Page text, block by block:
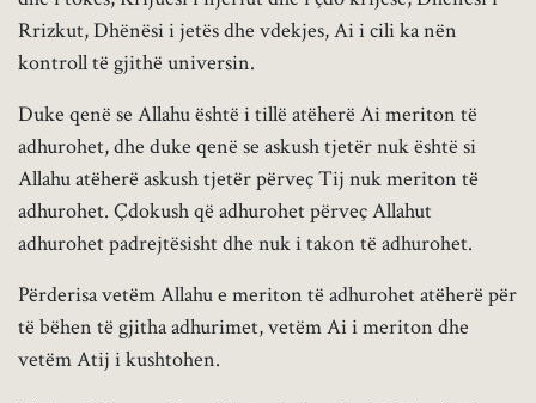
Rrizkut, Dhënësi i jetës dhe vdekjes, Ai i cili ka nën
kontroll të gjithë universin.
Duke qenë se Allahu është i tillë atëherë Ai meriton të
adhurohet, dhe duke qenë se askush tjetër nuk është si
Allahu atëherë askush tjetër përveç Tij nuk meriton të
adhurohet. Çdokush që adhurohet përveç Allahut
adhurohet padrejtësisht dhe nuk i takon të adhurohet.
Përderisa vetëm Allahu e meriton të adhurohet atëherë për
të bëhen të gjitha adhurimet, vetëm Ai i meriton dhe
vetëm Atij i kushtohen.